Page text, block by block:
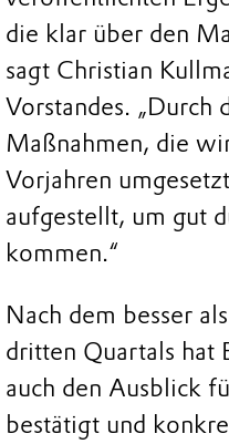
die klar über den
sagt Christian
Vorstandes. „Durch
Maßnahmen, die
Vorjahren
aufgestellt, um gut
kommen.“
Nach dem besser
dritten Quartals hat
auch den Ausblick
bestätigt und